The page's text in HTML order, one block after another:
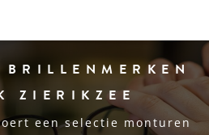
ZIERIKZEE
een selectie monturen